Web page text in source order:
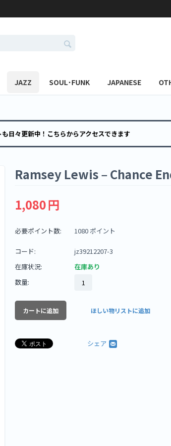
JAZZ SOUL･FUNK JAPANESE
日々更新中！こちらからアクセスできます
Ramsey Lewis – Chance
1,080円
必要ポイント数: 1080 ポイント
コード:
jz39212207-3
在庫状況:
在庫あり
数量:
カートに追加 ほしい物リストに追加
シェア